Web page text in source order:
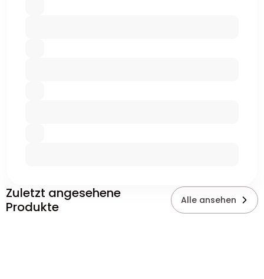
Zuletzt angesehene
Produkte
Alle ansehen